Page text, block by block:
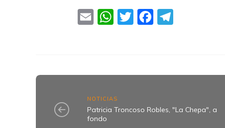
EmailWhatsApp
TwitterFacebook
NOTICIAS
Patricia Troncoso Robles, "La Chepa", a
fondo